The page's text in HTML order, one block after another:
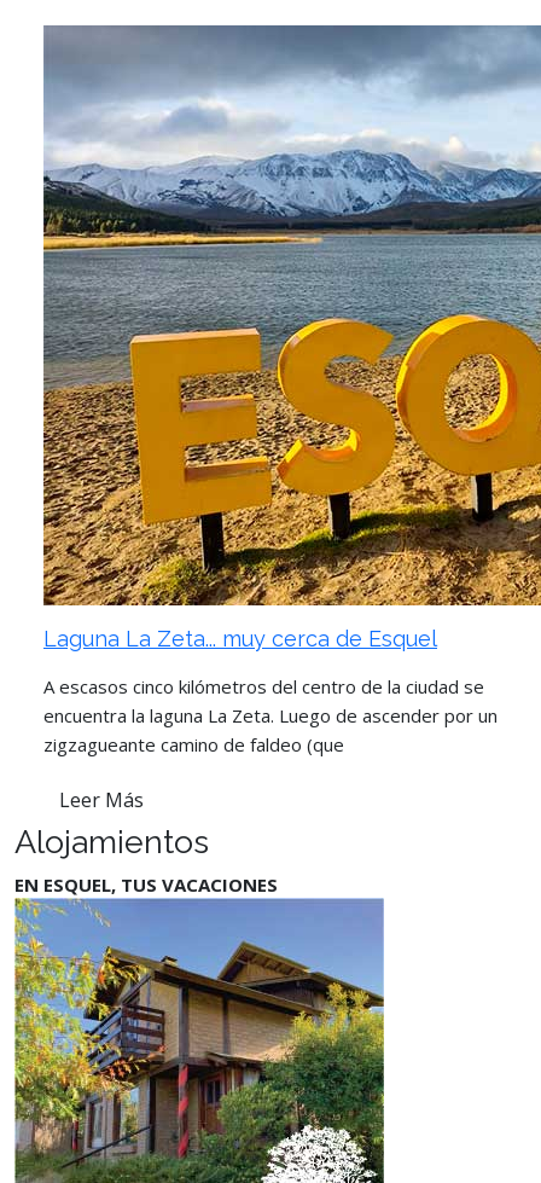
Laguna La Zeta... muy cerca de Esquel
A escasos cinco kilómetros del centro de la ciudad se
encuentra la laguna La Zeta. Luego de ascender por un
zigzagueante camino de faldeo (que
Leer Más
Alojamientos
EN ESQUEL, TUS VACACIONES